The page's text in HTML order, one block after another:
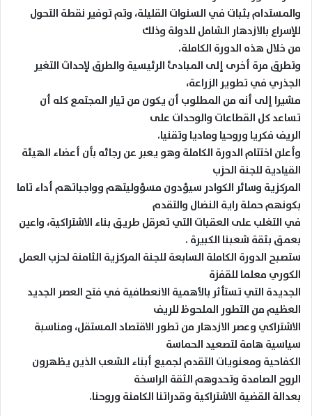
والمستدام بثبات في السنوات القليلة، وتم توفير نقطة التحول
للإسراع بالازدهار الشامل للدولة وذلك
من خلال هذه الدورة الكاملة.
وتطرق مرة أخرى إلى المبادئ الرئيسية والطرق لإحداث التغير
الجذري في تطوير الزراعة،
مشيرا إلى أنه من المطلوب أن يكون من تيار المجتمع كله أن
تساعد كل القطاعات والوحدات على
الريف فكريا وروحيا وماديا وتقنيا.
وأعلن اختتام الدورة الكاملة وهو يعبر عن رجائه بأن أعضاء الهيئة
القيادية للجنة الحزب
المركزية وسائر الكوادر سيؤدون مسؤوليتهم وواجباتهم أداء تاما
بكونهم حملة راية النضال والتقدم
في التغلب على العقبات التي تعرقل طريق بناء الاشتراكية، واعين
بعمق بثقة شعبنا الكبيرة .
ستصبح الدورة الكاملة السابعة للجنة المركزية الثامنة لحزب العمل
الكوري معلما للقفزة
الجديدة التي تستأثر بالأهمية الانعطافية في فتح العصر الجديد
العظيم من التطور الملحوظ للريف
الاشتراكي وعصر الازدهار من تطور الاقتصاد المستقل، ومناسبة
سياسية هامة لتصعيد الحماسة
الكفاحية ومعنويات التقدم لجميع أبناء الشعب الذين يظهرون
الروح الصامدة وتحدوهم الثقة الراسخة
بعدالة القضية الاشتراكية وقدراتنا الكامنة وروحنا.